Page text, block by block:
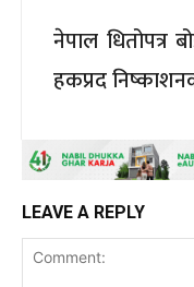
नेपाल धितोपत्र
हकप्रद
LEAVE A REPLY